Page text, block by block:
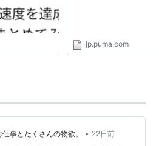
jp.puma.com
事とたくさんの物欲。 • 22日前